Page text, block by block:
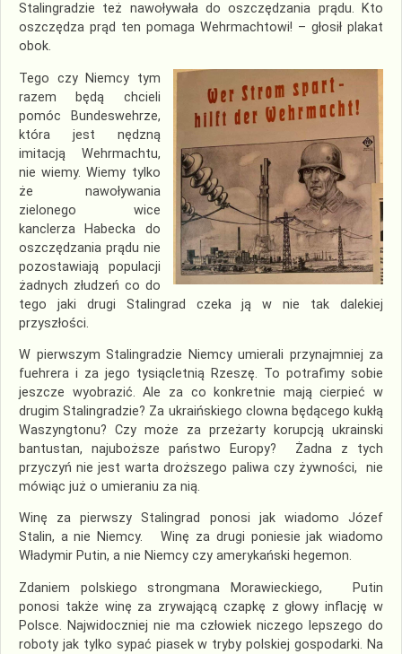
Stalingradzie też nawoływała do oszczędzania prądu. Kto
oszczędza prąd ten pomaga Wehrmachtowi! – głosił plakat
obok.
Tego czy Niemcy tym
razem będą chcieli
pomóc Bundeswehrze,
która jest nędzną
imitacją Wehrmachtu,
nie wiemy. Wiemy tylko
że nawoływania
zielonego wice
kanclerza Habecka do
oszczędzania prądu nie
pozostawiają populacji
żadnych złudzeń co do
tego jaki drugi Stalingrad czeka ją w nie tak dalekiej
przyszłości.
W pierwszym Stalingradzie Niemcy umierali przynajmniej za
fuehrera i za jego tysiącletnią Rzeszę. To potrafimy sobie
jeszcze wyobrazić. Ale za co konkretnie mają cierpieć w
drugim Stalingradzie? Za ukraińskiego clowna będącego kukłą
Waszyngtonu? Czy może za przeżarty korupcją ukrainski
bantustan, najuboższe państwo Europy? Żadna z tych
przyczyń nie jest warta droższego paliwa czy żywności, nie
mówiąc już o umieraniu za nią.
Winę za pierwszy Stalingrad ponosi jak wiadomo Józef
Stalin, a nie Niemcy. Winę za drugi poniesie jak wiadomo
Władymir Putin, a nie Niemcy czy amerykański hegemon.
Zdaniem polskiego strongmana Morawieckiego, Putin
ponosi także winę za zrywającą czapkę z głowy inflację w
Polsce. Najwidoczniej nie ma człowiek niczego lepszego do
roboty jak tylko sypać piasek w tryby polskiej gospodarki. Na